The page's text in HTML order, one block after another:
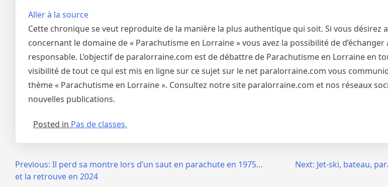
Aller à la source
Cette chronique se veut reproduite de la manière la plus authentique qui soit. Si vous désirez
concernant le domaine de « Parachutisme en Lorraine » vous avez la possibilité de
responsable. L’objectif de paralorraine.com est de débattre de Parachutisme en Lorraine en
visibilité de tout ce qui est mis en ligne sur ce sujet sur le net paralorraine.com vous
thème « Parachutisme en Lorraine ». Consultez notre site paralorraine.com et nos réseaux
nouvelles publications.
Posted in Pas de classes.
Navigation
Previous: Il perd sa montre lors d’un saut en parachute en 1975…
et la retrouve en 2024
Next: Jet-ski, bateau,